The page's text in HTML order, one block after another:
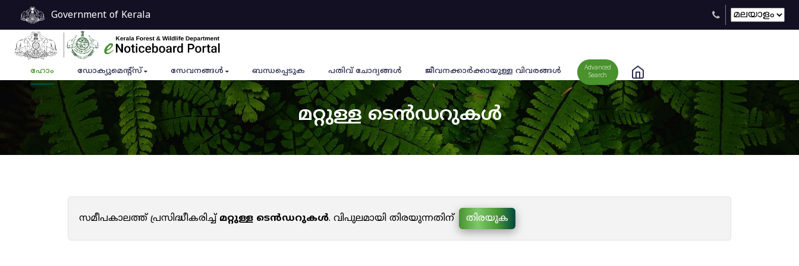
Government of Kerala
ഹോം ഡോക്യുമെൻ്റ്സ് സേവനങ്ങൾ ബന്ധപ്പെടുക പതിവ് ചോദ്യങ്ങൾ ജീവനക്കാര്‍ക്കായുള്ള വിവരങ്ങള്‍
Advanced
Search
മറ്റുള്ള ടെൻഡറുകൾ
സമീപകാലത്ത് പ്രസിദ്ധീകരിച്ച്മറ്റുള്ള ടെൻഡറുകൾ. വിപുലമായി തിരയുന്നതിന് തിരയുക